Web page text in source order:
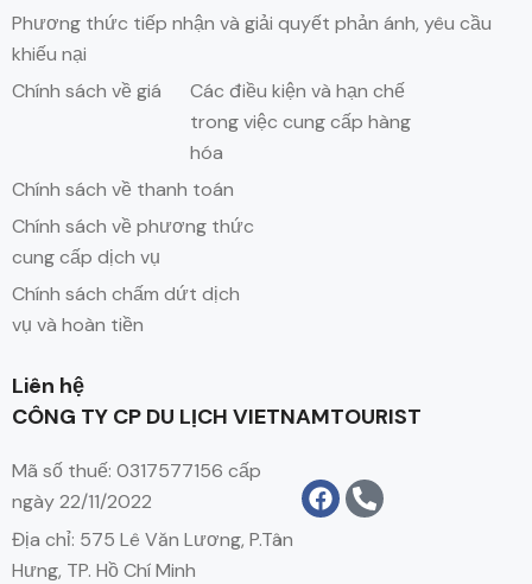
Phương thức tiếp nhận và giải quyết phản ánh, yêu cầu
khiếu nại
Chính sách về giá
Các điều kiện và hạn chế
trong việc cung cấp hàng
hóa
Chính sách về thanh toán
Chính sách về phương thức
cung cấp dịch vụ
Chính sách chấm dứt dịch
vụ và hoàn tiền
Liên hệ
CÔNG TY CP DU LỊCH VIETNAMTOURIST
Mã số thuế: 0317577156 cấp
ngày 22/11/2022
Địa chỉ: 575 Lê Văn Lương, P.Tân
Hưng, TP. Hồ Chí Minh